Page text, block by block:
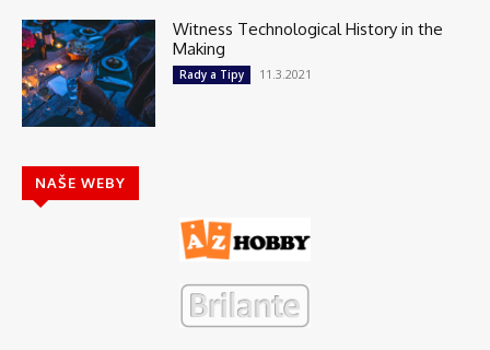
Witness Technological History in the
Making
Rady a Tipy 11.3.2021
NAŠE WEBY